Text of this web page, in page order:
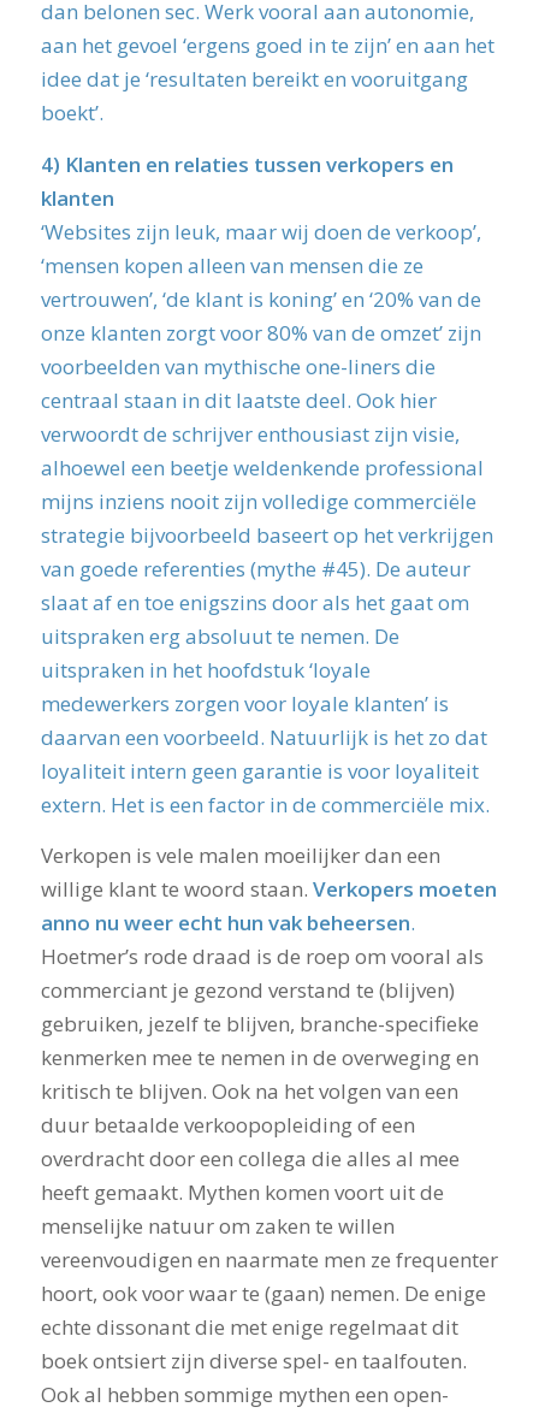
dan belonen sec. Werk vooral aan autonomie,
aan het gevoel ‘ergens goed in te zijn’ en aan het
idee dat je ‘resultaten bereikt en vooruitgang
boekt’.
4) Klanten en relaties tussen verkopers en
klanten
‘Websites zijn leuk, maar wij doen de verkoop’,
‘mensen kopen alleen van mensen die ze
vertrouwen’, ‘de klant is koning’ en ‘20% van de
onze klanten zorgt voor 80% van de omzet’ zijn
voorbeelden van mythische one-liners die
centraal staan in dit laatste deel. Ook hier
verwoordt de schrijver enthousiast zijn visie,
alhoewel een beetje weldenkende professional
mijns inziens nooit zijn volledige commerciële
strategie bijvoorbeeld baseert op het verkrijgen
van goede referenties (mythe #45). De auteur
slaat af en toe enigszins door als het gaat om
uitspraken erg absoluut te nemen. De
uitspraken in het hoofdstuk ‘loyale
medewerkers zorgen voor loyale klanten’ is
daarvan een voorbeeld. Natuurlijk is het zo dat
loyaliteit intern geen garantie is voor loyaliteit
extern. Het is een factor in de commerciële mix.
Verkopen is vele malen moeilijker dan een
willige klant te woord staan. Verkopers moeten
anno nu weer echt hun vak beheersen.
Hoetmer’s rode draad is de roep om vooral als
commerciant je gezond verstand te (blijven)
gebruiken, jezelf te blijven, branche-specifieke
kenmerken mee te nemen in de overweging en
kritisch te blijven. Ook na het volgen van een
duur betaalde verkoopopleiding of een
overdracht door een collega die alles al mee
heeft gemaakt. Mythen komen voort uit de
menselijke natuur om zaken te willen
vereenvoudigen en naarmate men ze frequenter
hoort, ook voor waar te (gaan) nemen. De enige
echte dissonant die met enige regelmaat dit
boek ontsiert zijn diverse spel- en taalfouten.
Ook al hebben sommige mythen een open-